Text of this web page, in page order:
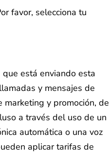
favor, selecciona tu
está enviando esta
y mensajes de
y promoción, de
a través del uso de un
automática o una voz
aplicar tarifas de